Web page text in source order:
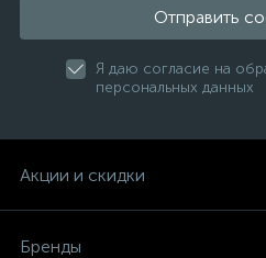
Отправить
Я даю согласие на
персональных данных
Акции и скидки
Бренды